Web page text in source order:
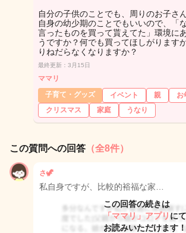
自分の子供のことでも、周りのお子さ
自身の幼少期のことでもいいので、「
言ったものを買って貰えてた」環境に
うですか？何でも買ってほしがります
りねだらなくなりますか？
最終更新：3月15日
ママリ
子育て・グッズ
イベント 親 お
クリスマス
家庭 うなり
この質問への回答 （全8件）
さ🦖
私自身ですが、比較的裕福な家…
この回答の続きは
「ママリ」アプリ にて
お読みいただけます！